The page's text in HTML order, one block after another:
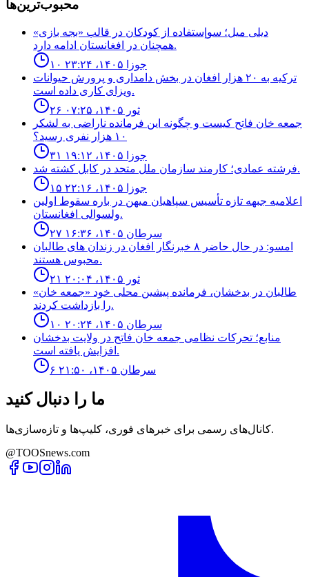
محبوب‌ترین‌ها
ديلى ميل؛ سوإستفاده از كودكان در قالب «بجه بازى»
همچنان در افغانستان ادامه دارد.
۱۰ جوزا ۱۴۰۵، ۲۳:۲۴
ترکیه به ۲۰ هزار افغان در بخش دامداری و پرورش حیوانات
ویزای کاری داده است.
۲۶ ثور ۱۴۰۵، ۰۷:۲۵
جمعه خان فاتح كيست و چگونه اين فرمانده ناراضى به لشكر
١٠ هزار نفرى رسيد؟
۳۱ جوزا ۱۴۰۵، ۱۹:۱۲
فرشته عمادى؛ كارمند سازمان ملل متحد در كابل كشته شد.
۱۵ جوزا ۱۴۰۵، ۲۲:۱۶
اعلاميه جبهه تازه تأسيس سپاهيان ميهن در باره سقوط اولين
ولسوالى افغانستان.
۲۷ سرطان ۱۴۰۵، ۱۶:۳۶
امسو: در حال حاضر ۸ خبرنگار افغان در زندان‌ های طالبان
محبوس هستند.
۲۱ ثور ۱۴۰۵، ۲۰:۰۴
طالبان در بدخشان، فرمانده پیشین محلی خود «جمعه خان»
را بازداشت کردند.
۱۰ سرطان ۱۴۰۵، ۲۰:۲۴
منابع؛ تحركات نظامى جمعه خان فاتح در ولايت بدخشان
افزايش يافته است.
۶ سرطان ۱۴۰۵، ۲۱:۵۰
ما را دنبال کنید
کانال‌های رسمی برای خبرهای فوری، کلیپ‌ها و تازه‌سازی‌ها.
@TOOSnews.com